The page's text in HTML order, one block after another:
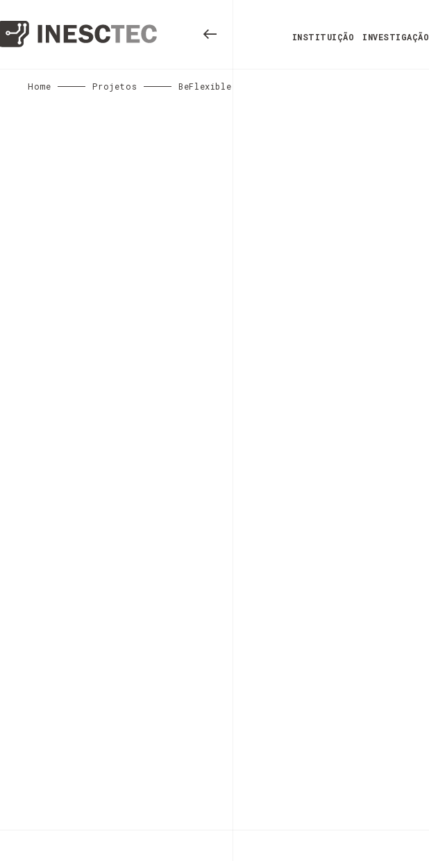
INSTITUIÇÃO INVESTIGAÇÃO
Home Projetos BeFlexible